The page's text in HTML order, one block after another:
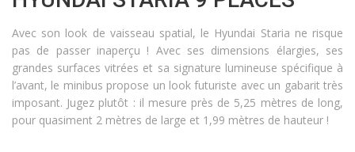
Avec son look de vaisseau spatial, le Hyundai Staria ne risque
pas de passer inaperçu ! Avec ses dimensions élargies, ses
grandes surfaces vitrées et sa signature lumineuse spécifique à
l’avant, le minibus propose un look futuriste avec un gabarit très
imposant. Jugez plutôt : il mesure près de 5,25 mètres de long,
pour quasiment 2 mètres de large et 1,99 mètres de hauteur !